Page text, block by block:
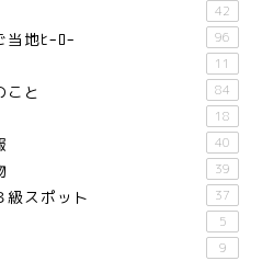
42
当地ﾋｰﾛｰ 96
11
こと 84
18
40
39
級スポット 37
5
9